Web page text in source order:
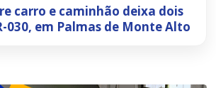
carro e caminhão deixa dois
030, em Palmas de Monte Alto